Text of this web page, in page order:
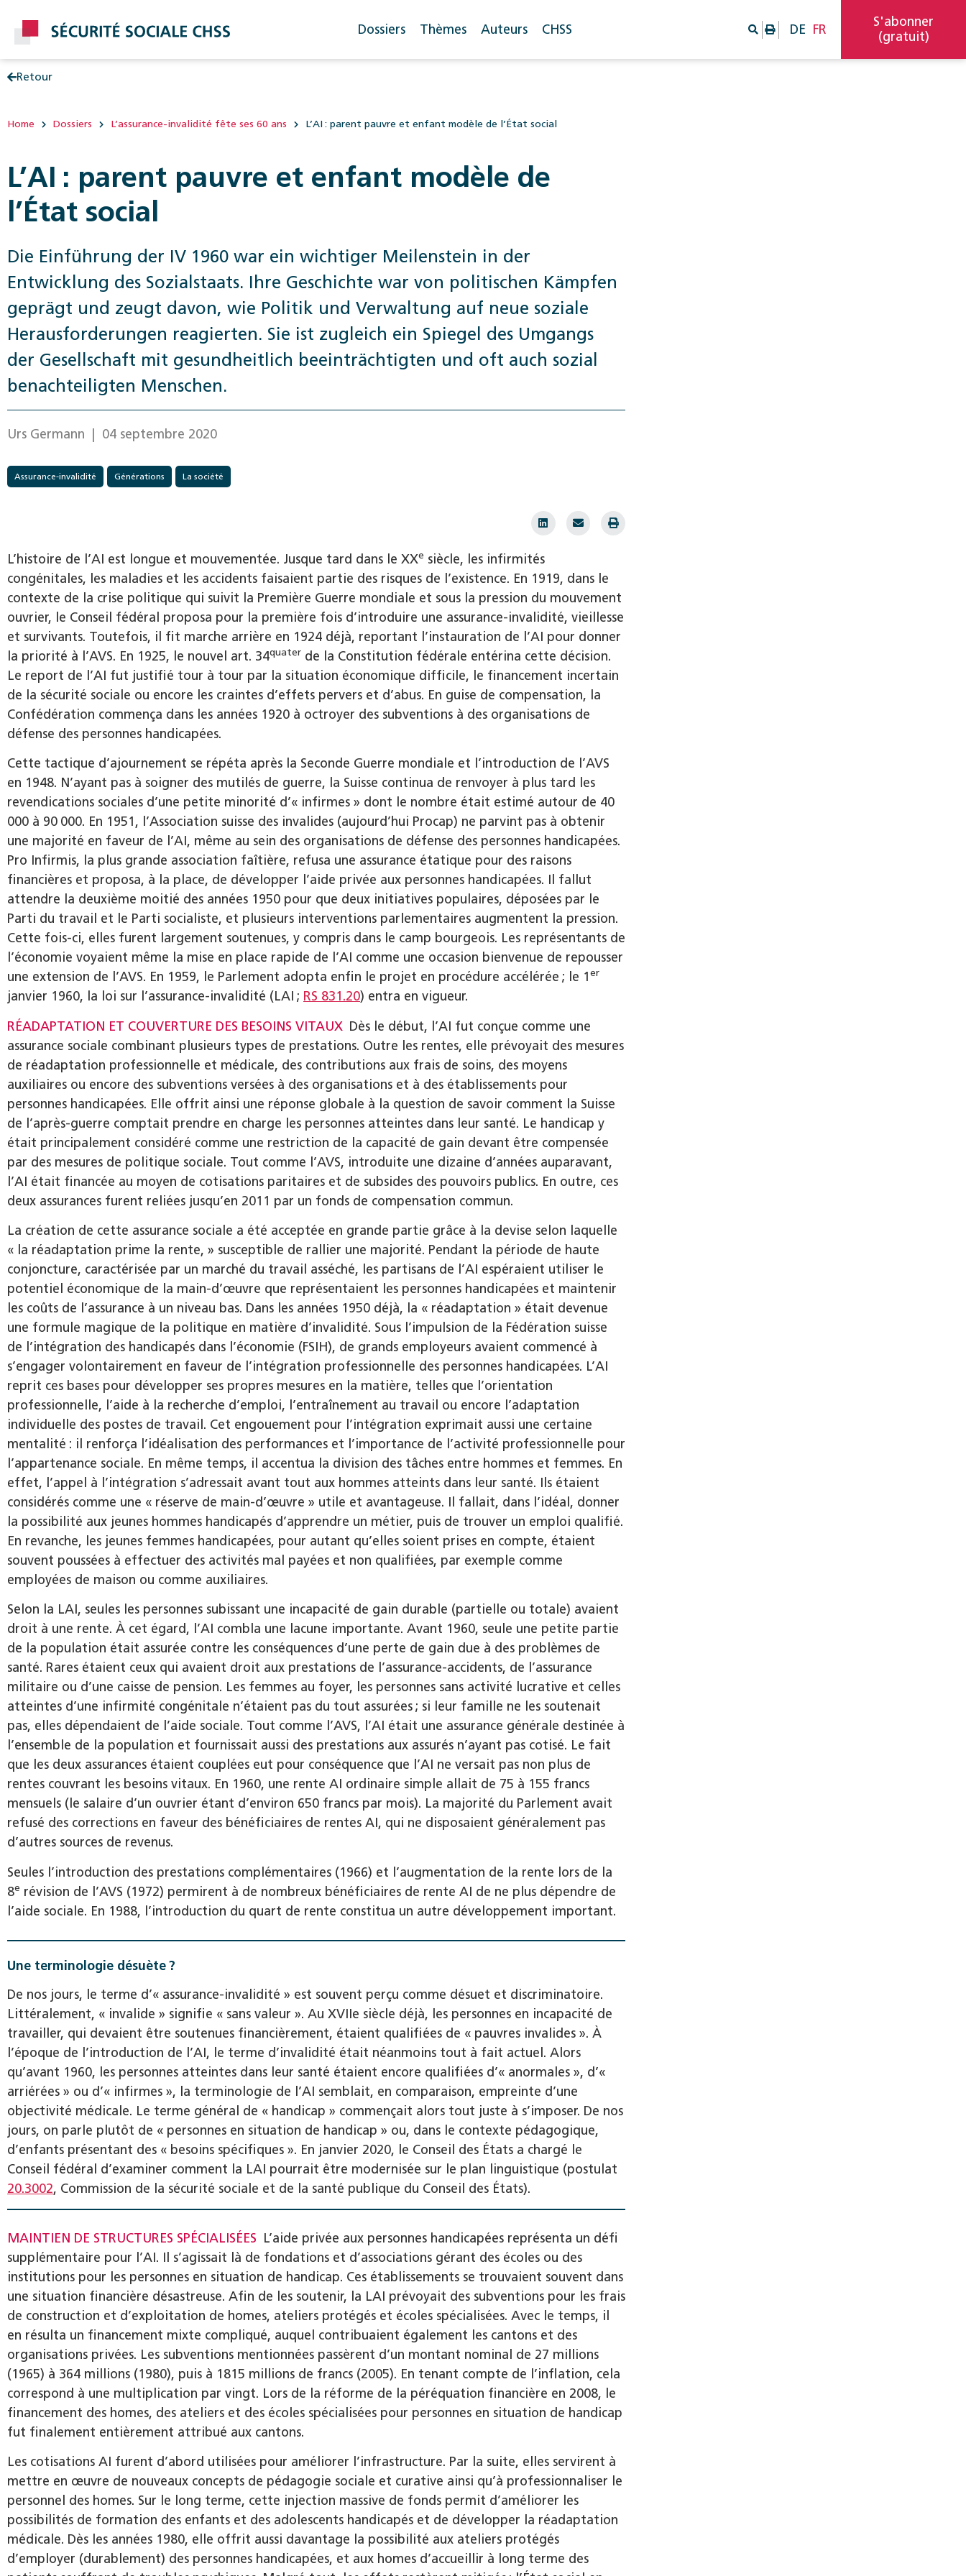
Dossiers Thèmes Auteurs CHSS DE FR
S'abonner
(gratuit)
Retour
Home Dossiers L’assurance-invalidité fête ses 60 ans L’AI : parent pauvre et enfant modèle de l’État social
L’AI : parent pauvre et enfant modèle de
l’État social
Die Einführung der IV 1960 war ein wichtiger Meilenstein in der
Entwicklung des Sozialstaats. Ihre Geschichte war von politischen Kämpfen
geprägt und zeugt davon, wie Politik und Verwaltung auf neue soziale
Herausforderungen reagierten. Sie ist zugleich ein Spiegel des Umgangs
der Gesellschaft mit gesundheitlich beeinträchtigten und oft auch sozial
benachteiligten Menschen.
Urs Germann | 04 septembre 2020
Assurance-invalidité Générations La société
L’histoire de l’AI est longue et mouvementée. Jusque tard dans le XXe siècle, les infirmités
congénitales, les maladies et les accidents faisaient partie des risques de l’existence. En 1919, dans le
contexte de la crise politique qui suivit la Première Guerre mondiale et sous la pression du mouvement
ouvrier, le Conseil fédéral proposa pour la première fois d’introduire une assurance-invalidité, vieillesse
et survivants. Toutefois, il fit marche arrière en 1924 déjà, reportant l’instauration de l’AI pour donner
la priorité à l’AVS. En 1925, le nouvel art. 34quater de la Constitution fédérale entérina cette décision.
Le report de l’AI fut justifié tour à tour par la situation économique difficile, le financement incertain
de la sécurité sociale ou encore les craintes d’effets pervers et d’abus. En guise de compensation, la
Confédération commença dans les années 1920 à octroyer des subventions à des organisations de
défense des personnes handicapées.
Cette tactique d’ajournement se répéta après la Seconde Guerre mondiale et l’introduction de l’AVS
en 1948. N’ayant pas à soigner des mutilés de guerre, la Suisse continua de renvoyer à plus tard les
revendications sociales d’une petite minorité d’« infirmes » dont le nombre était estimé autour de 40
000 à 90 000. En 1951, l’Association suisse des invalides (aujourd’hui Procap) ne parvint pas à obtenir
une majorité en faveur de l’AI, même au sein des organisations de défense des personnes handicapées.
Pro Infirmis, la plus grande association faîtière, refusa une assurance étatique pour des raisons
financières et proposa, à la place, de développer l’aide privée aux personnes handicapées. Il fallut
attendre la deu­xi­ème moitié des années 1950 pour que deux initiatives populaires, déposées par le
Parti du travail et le Parti socialiste, et plusieurs interventions parlementaires augmentent la pression.
Cette fois-ci, elles furent largement soutenues, y compris dans le camp bourgeois. Les représentants de
l’économie voyaient même la mise en place rapide de l’AI comme une occasion bienvenue de repousser
une extension de l’AVS. En 1959, le Parlement adopta enfin le projet en procédure accélérée ; le 1er
janvier 1960, la loi sur l’assurance-invalidité (LAI ; RS 831.20) entra en vigueur.
RÉADAPTATION ET COUVERTURE DES BESOINS VITAUX Dès le début, l’AI fut conçue comme une
assurance sociale combinant plusieurs types de prestations. Outre les rentes, elle prévoyait des mesures
de réadaptation professionnelle et médicale, des contributions aux frais de soins, des moyens
auxiliaires ou encore des subventions versées à des organisations et à des établissements pour
personnes handicapées. Elle offrit ainsi une réponse globale à la question de savoir comment la Suisse
de l’après-guerre comptait prendre en charge les personnes atteintes dans leur santé. Le handicap y
était principalement considéré comme une restriction de la capacité de gain devant être compensée
par des mesures de politique sociale. Tout comme l’AVS, introduite une dizaine d’années auparavant,
l’AI était financée au moyen de cotisations paritaires et de subsides des pouvoirs publics. En outre, ces
deux assurances furent reliées jusqu’en 2011 par un fonds de compensation commun.
La création de cette assurance sociale a été acceptée en grande partie grâce à la devise selon laquelle
« la réadaptation prime la rente, » susceptible de rallier une majorité. Pendant la période de haute
conjoncture, caractérisée par un marché du travail asséché, les partisans de l’AI espéraient utiliser le
potentiel économique de la main-d’œuvre que représentaient les personnes handicapées et maintenir
les coûts de l’assurance à un niveau bas. Dans les années 1950 déjà, la « réadaptation » était devenue
une formule magique de la politique en matière d’invalidité. Sous l’impulsion de la Fédération suisse
de l’intégration des handicapés dans l’économie (FSIH), de grands employeurs avaient commencé à
s’engager volontairement en faveur de l’intégration professionnelle des personnes handicapées. L’AI
reprit ces bases pour développer ses propres mesures en la matière, telles que l’orientation
professionnelle, l’aide à la recherche d’emploi, l’entraînement au travail ou encore l’adaptation
individuelle des postes de travail. Cet engouement pour l’intégration exprimait aussi une certaine
mentalité : il renforça l’idéalisation des performances et l’importance de l’activité professionnelle pour
l’appartenance sociale. En même temps, il accentua la division des tâches entre hommes et femmes. En
effet, l’appel à l’intégration s’adressait avant tout aux hommes atteints dans leur santé. Ils étaient
considérés comme une « réserve de main-d’œuvre » utile et avantageuse. Il fallait, dans l’idéal, donner
la possibilité aux jeunes hommes handicapés d’apprendre un métier, puis de trouver un emploi qualifié.
En revanche, les jeunes femmes handicapées, pour autant qu’elles soient prises en compte, étaient
souvent poussées à effectuer des activités mal payées et non qualifiées, par exemple comme
employées de maison ou comme auxiliaires.
Selon la LAI, seules les personnes subissant une incapacité de gain durable (partielle ou totale) avaient
droit à une rente. À cet égard, l’AI combla une lacune importante. Avant 1960, seule une petite partie
de la population était assurée contre les conséquences d’une perte de gain due à des problèmes de
santé. Rares étaient ceux qui avaient droit aux prestations de l’assurance-accidents, de l’assurance
militaire ou d’une caisse de pension. Les femmes au foyer, les personnes sans activité lucrative et celles
atteintes d’une infirmité congénitale n’étaient pas du tout assurées ; si leur famille ne les soutenait
pas, elles dépendaient de l’aide sociale. Tout comme l’AVS, l’AI était une assurance générale destinée à
l’ensemble de la population et fournissait aussi des prestations aux assurés n’ayant pas cotisé. Le fait
que les deux assurances étaient couplées eut pour conséquence que l’AI ne versait pas non plus de
rentes couvrant les besoins vitaux. En 1960, une rente AI ordinaire simple allait de 75 à 155 francs
mensuels (le salaire d’un ouvrier étant d’environ 650 francs par mois). La majorité du Parlement avait
refusé des corrections en faveur des bénéficiaires de rentes AI, qui ne disposaient généralement pas
d’autres sources de revenus.
Seules l’introduction des prestations complémentaires (1966) et l’augmentation de la rente lors de la
8e révision de l’AVS (1972) permirent à de nombreux bénéficiaires de rente AI de ne plus dépendre de
l’aide sociale. En 1988, l’introduction du quart de rente constitua un autre développement important.
Une terminologie désuète ?
De nos jours, le terme d’« assurance-invalidité » est souvent perçu comme ­désuet et discriminatoire.
Littéralement, « invalide » signifie « sans valeur ». Au XVIIe siècle déjà, les personnes en incapacité de
travailler, qui devaient être soutenues financièrement, étaient qualifiées de « pauvres invalides ». À
l’époque de l’introduction de l’AI, le terme d’invalidité était néanmoins tout à fait actuel. Alors
qu’avant 1960, les personnes atteintes dans leur santé étaient encore qualifiées d’« anormales », d’«
arriérées » ou d’« infirmes », la terminologie de l’AI semblait, en comparaison, empreinte d’une
objectivité médicale. Le terme général de « handicap » commençait alors tout juste à s’imposer. De nos
jours, on parle plutôt de « personnes en situation de handicap » ou, dans le contexte pédagogique,
d’enfants présentant des « besoins spécifiques ». En janvier 2020, le Conseil des États a chargé le
Conseil fédéral d’examiner comment la LAI pourrait être modernisée sur le plan linguistique (postulat
20.3002, Commission de la sécurité sociale et de la santé publique du Conseil des États).
MAINTIEN DE STRUCTURES SPÉCIALISÉES L’aide privée aux personnes handicapées représenta un défi
supplémentaire pour l’AI. Il s’agissait là de fondations et d’associations gérant des écoles ou des
institutions pour les personnes en situation de handicap. Ces établissements se trouvaient souvent dans
une situation financière désastreuse. Afin de les soutenir, la LAI prévoyait des subventions pour les frais
de construction et d’exploitation de homes, ateliers protégés et écoles spécialisées. Avec le temps, il
en résulta un financement mixte compliqué, auquel contribuaient également les cantons et des
organisations privées. Les subventions mentionnées passèrent d’un montant nominal de 27 millions
(1965) à 364 millions (1980), puis à 1815 millions de francs (2005). En tenant compte de l’inflation, cela
correspond à une multiplication par vingt. Lors de la réforme de la péréquation financière en 2008, le
financement des homes, des ateliers et des écoles spécialisées pour personnes en situation de handicap
fut finalement entièrement attribué aux cantons.
Les cotisations AI furent d’abord utilisées pour améliorer l’infrastructure. Par la suite, elles servirent à
mettre en œuvre de nouveaux concepts de pédagogie sociale et curative ainsi qu’à professionnaliser le
personnel des homes. Sur le long terme, cette injection massive de fonds permit d’améliorer les
possibilités de formation des enfants et des adolescents handicapés et de développer la réadaptation
médicale. Dès les années 1980, elle offrit aussi davantage la possibilité aux ateliers protégés
d’employer (durablement) des personnes handicapées, et aux homes d’accueillir à long terme des